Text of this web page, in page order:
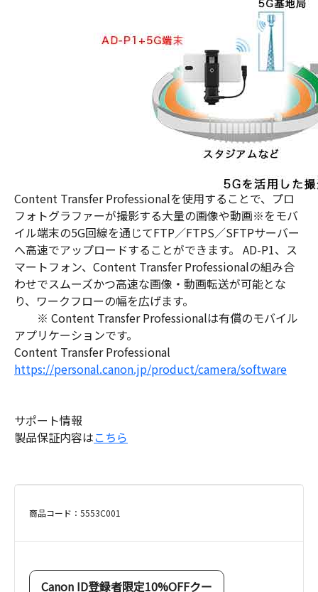
Content Transfer Professionalを使用することで、プロ
フォトグラファーが撮影する大量の画像や動画※をモバ
イル端末の5G回線を通じてFTP／FTPS／SFTPサーバー
へ高速でアップロードすることができます。 AD-P1、ス
マートフォン、Content Transfer Professionalの組み合
わせでスムーズかつ高速な画像・動画転送が可能とな
り、ワークフローの幅を広げます。
※ Content Transfer Professionalは有償のモバイル
アプリケーションです。
Content Transfer Professional
https://personal.canon.jp/product/camera/software
サポート情報
製品保証内容はこちら
商品コード：5553C001
Canon ID登録者限定10%OFFクー